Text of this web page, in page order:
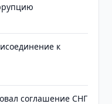
к
соглашение СНГ